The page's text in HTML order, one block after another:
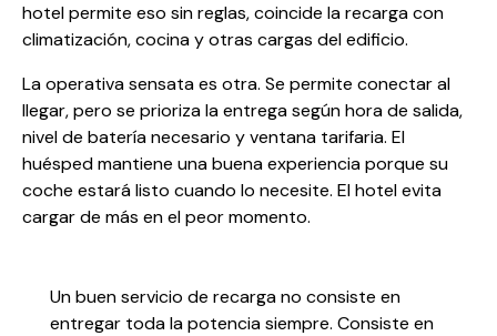
hotel permite eso sin reglas, coincide la recarga con
climatización, cocina y otras cargas del edificio.
La operativa sensata es otra. Se permite conectar al
llegar, pero se prioriza la entrega según hora de salida,
nivel de batería necesario y ventana tarifaria. El
huésped mantiene una buena experiencia porque su
coche estará listo cuando lo necesite. El hotel evita
cargar de más en el peor momento.
Un buen servicio de recarga no consiste en
entregar toda la potencia siempre. Consiste en